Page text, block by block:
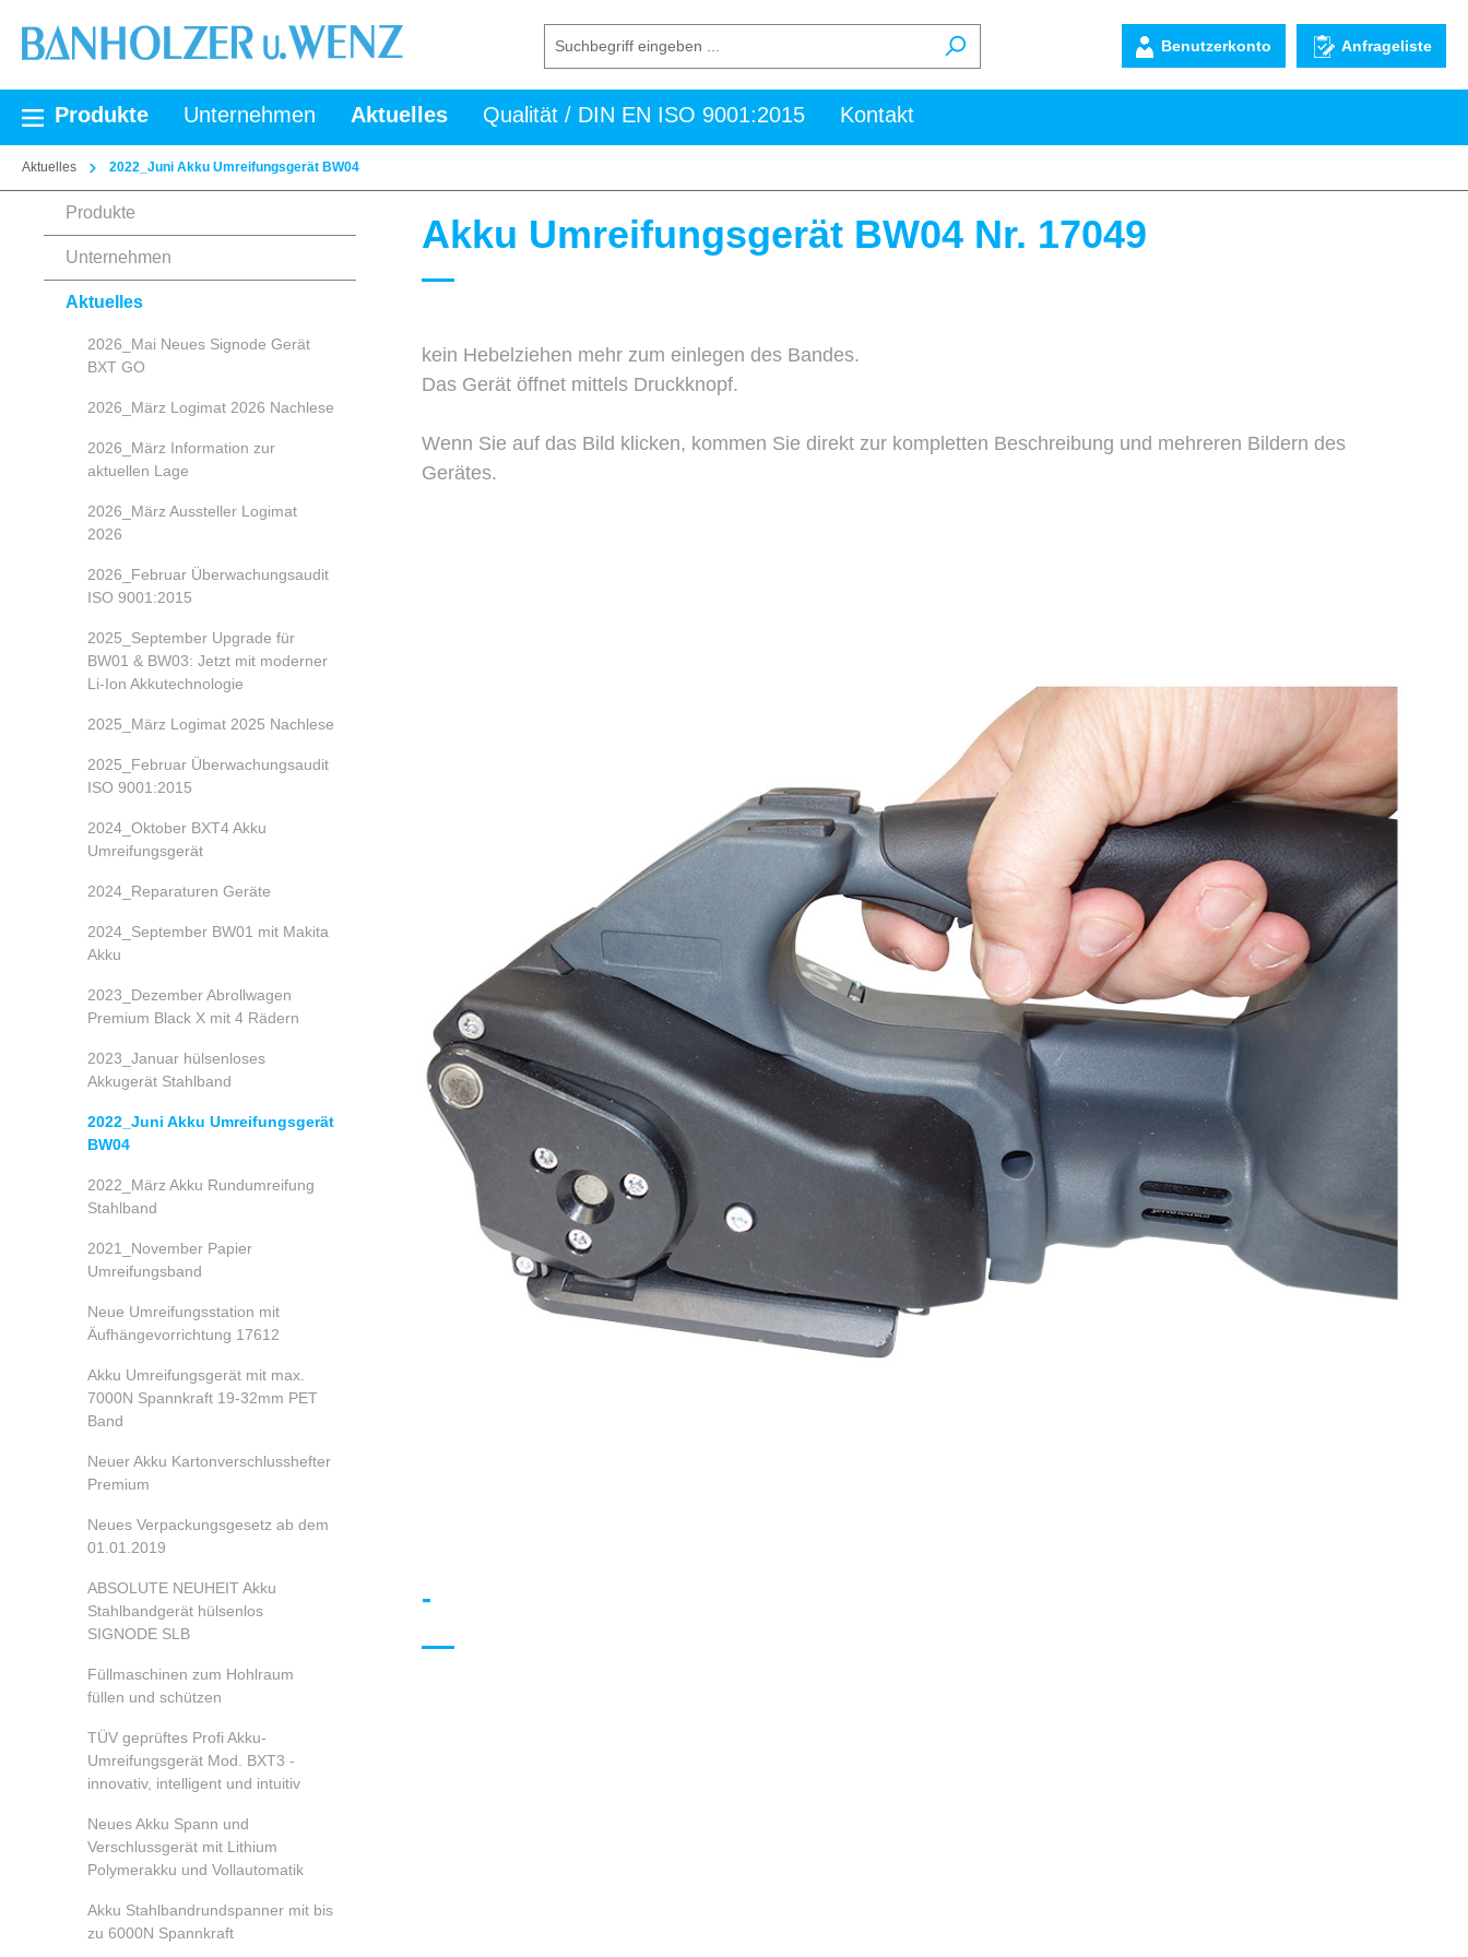
Zur Hauptnavigation springen
Benutzerkonto Anfrageliste
Produkte Unternehmen Aktuelles Qualität / DIN EN ISO 9001:2015 Kontakt
Aktuelles 2022_Juni Akku Umreifungsgerät BW04
Produkte
Unternehmen
Aktuelles
2026_Mai Neues Signode Gerät
BXT GO
2026_März Logimat 2026 Nachlese
2026_März Information zur
aktuellen Lage
2026_März Aussteller Logimat
2026
2026_Februar Überwachungsaudit
ISO 9001:2015
2025_September Upgrade für
BW01 & BW03: Jetzt mit moderner
Li-Ion Akkutechnologie
2025_März Logimat 2025 Nachlese
2025_Februar Überwachungsaudit
ISO 9001:2015
2024_Oktober BXT4 Akku
Umreifungsgerät
2024_Reparaturen Geräte
2024_September BW01 mit Makita
Akku
2023_Dezember Abrollwagen
Premium Black X mit 4 Rädern
2023_Januar hülsenloses
Akkugerät Stahlband
2022_Juni Akku Umreifungsgerät
BW04
2022_März Akku Rundumreifung
Stahlband
2021_November Papier
Umreifungsband
Neue Umreifungsstation mit
Äufhängevorrichtung 17612
Akku Umreifungsgerät mit max.
7000N Spannkraft 19-32mm PET
Band
Neuer Akku Kartonverschlusshefter
Premium
Neues Verpackungsgesetz ab dem
01.01.2019
ABSOLUTE NEUHEIT Akku
Stahlbandgerät hülsenlos
SIGNODE SLB
Füllmaschinen zum Hohlraum
füllen und schützen
TÜV geprüftes Profi Akku-
Umreifungsgerät Mod. BXT3 -
innovativ, intelligent und intuitiv
Neues Akku Spann und
Verschlussgerät mit Lithium
Polymerakku und Vollautomatik
Akku Stahlbandrundspanner mit bis
zu 6000N Spannkraft
Akku Umreifungsgerät BW04 Nr. 17049
kein Hebelziehen mehr zum einlegen des Bandes.
Das Gerät öffnet mittels Druckknopf.
Wenn Sie auf das Bild klicken, kommen Sie direkt zur kompletten Beschreibung und mehreren Bildern des
Gerätes.
-